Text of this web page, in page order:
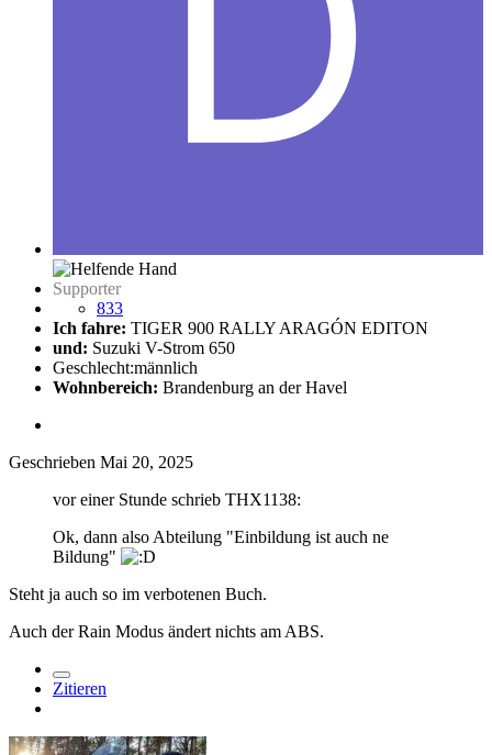
Supporter
833
Ich fahre: TIGER 900 RALLY ARAGÓN EDITON
und: Suzuki V-Strom 650
Geschlecht:männlich
Wohnbereich: Brandenburg an der Havel
Geschrieben Mai 20, 2025
vor einer Stunde schrieb THX1138:
Ok, dann also Abteilung "Einbildung ist auch ne
Bildung"
Steht ja auch so im verbotenen Buch.
Auch der Rain Modus ändert nichts am ABS.
Zitieren